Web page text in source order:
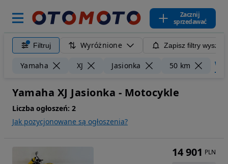
Zacznij
sprzedawać
Filtruj Wyróżnione Zapisz filtry
Yamaha XJ Jasionka 50 km
Yamaha XJ Jasionka - Motocykle
Liczba ogłoszeń: 2
Jak pozycjonowane są ogłoszenia?
14 901 PLN